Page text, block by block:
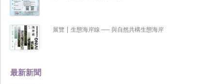
最新新聞
展覽 | 生態海岸線 ── 與自然共構生態海岸